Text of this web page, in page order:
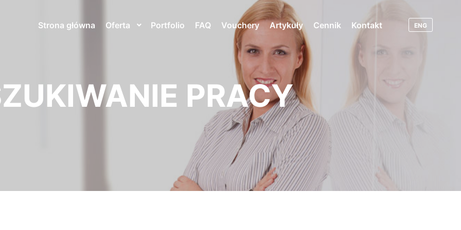
Strona główna Oferta Portfolio FAQ Vouchery Artykuły Cennik Kontakt ENG
PRACY